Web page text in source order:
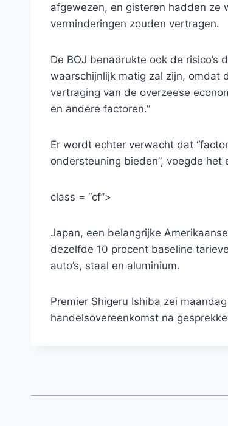
afgewezen, en gisteren hadden ze
verminderingen zouden vertragen.
De BOJ benadrukte ook de risico’s
waarschijnlijk matig zal zijn, omdat
vertraging van de overzeese
en andere factoren.”
Er wordt echter verwacht dat
ondersteuning bieden”, voegde het
class = “cf”>
Japan, een belangrijke
dezelfde 10 procent baseline
auto’s, staal en aluminium.
Premier Shigeru Ishiba zei
handelsovereenkomst na